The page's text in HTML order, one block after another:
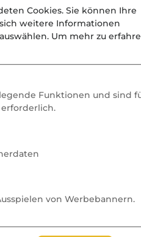
Cookies. Sie können Ihre
weitere Informationen
Um mehr zu
Funktionen und sind
von Werbebannern.